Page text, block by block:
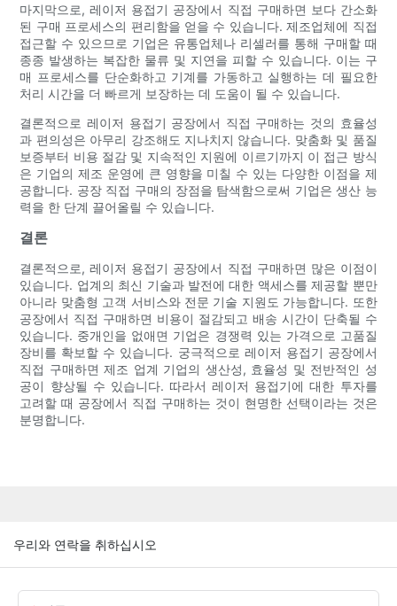
마지막으로, 레이저 용접기 공장에서 직접 구매하면 보다 간소화
된 구매 프로세스의 편리함을 얻을 수 있습니다. 제조업체에 직접
접근할 수 있으므로 기업은 유통업체나 리셀러를 통해 구매할 때
종종 발생하는 복잡한 물류 및 지연을 피할 수 있습니다. 이는 구
매 프로세스를 단순화하고 기계를 가동하고 실행하는 데 필요한
처리 시간을 더 빠르게 보장하는 데 도움이 될 수 있습니다.
결론적으로 레이저 용접기 공장에서 직접 구매하는 것의 효율성
과 편의성은 아무리 강조해도 지나치지 않습니다. 맞춤화 및 품질
보증부터 비용 절감 및 지속적인 지원에 이르기까지 이 접근 방식
은 기업의 제조 운영에 큰 영향을 미칠 수 있는 다양한 이점을 제
공합니다. 공장 직접 구매의 장점을 탐색함으로써 기업은 생산 능
력을 한 단계 끌어올릴 수 있습니다.
결론
결론적으로, 레이저 용접기 공장에서 직접 구매하면 많은 이점이
있습니다. 업계의 최신 기술과 발전에 대한 액세스를 제공할 뿐만
아니라 맞춤형 고객 서비스와 전문 기술 지원도 가능합니다. 또한
공장에서 직접 구매하면 비용이 절감되고 배송 시간이 단축될 수
있습니다. 중개인을 없애면 기업은 경쟁력 있는 가격으로 고품질
장비를 확보할 수 있습니다. 궁극적으로 레이저 용접기 공장에서
직접 구매하면 제조 업계 기업의 생산성, 효율성 및 전반적인 성
공이 향상될 수 있습니다. 따라서 레이저 용접기에 대한 투자를
고려할 때 공장에서 직접 구매하는 것이 현명한 선택이라는 것은
분명합니다.
우리와 연락을 취하십시오